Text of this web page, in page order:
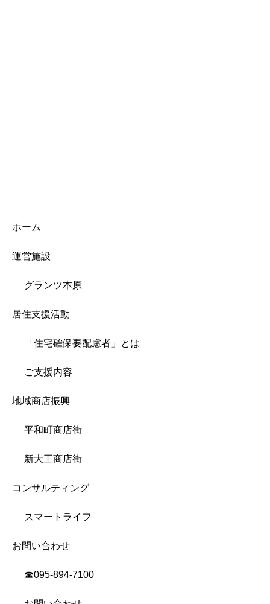
ホーム
運営施設
グランツ本原
居住支援活動
「住宅確保要配慮者」とは
ご支援内容
地域商店振興
平和町商店街
新大工商店街
コンサルティング
スマートライフ
お問い合わせ
☎︎095-894-7100